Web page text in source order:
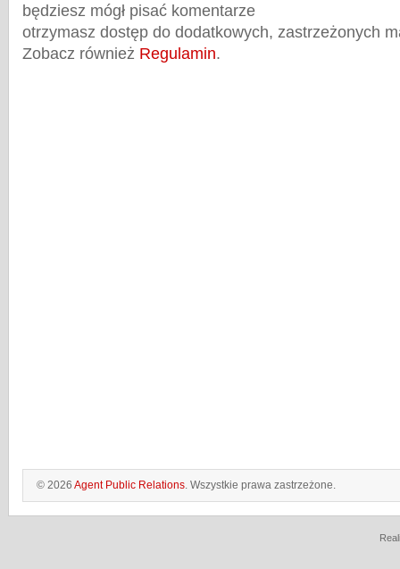
będziesz mógł pisać komentarze
otrzymasz dostęp do dodatkowych, zastrzeżonych
Zobacz również Regulamin.
© 2026 Agent Public Relations. Wszystkie prawa zastrzeżone.